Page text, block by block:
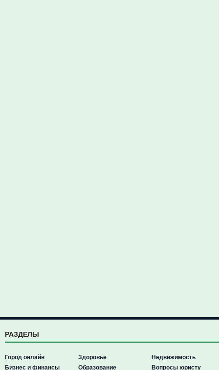
РАЗДЕЛЫ
Город онлайн
Бизнес и финансы
Здоровье
Образование
Недвижимость
Вопросы юристу